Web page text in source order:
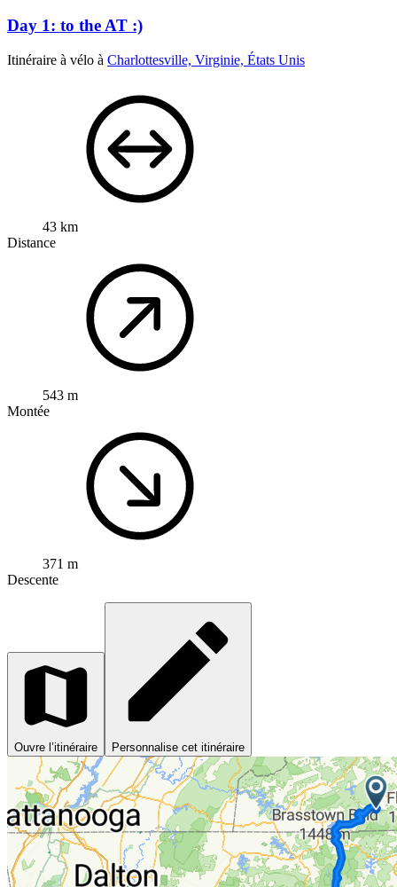
Day 1: to the AT :)
Itinéraire à vélo à Charlottesville, Virginie, États Unis
43 km
Distance
543 m
Montée
371 m
Descente
Ouvre l’itinéraire Personnalise cet itinéraire